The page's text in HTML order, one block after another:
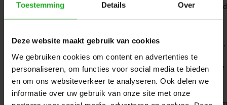
Toestemming Details Over
Deze website maakt gebruik van cookies
We gebruiken cookies om content en advertenties te
personaliseren, om functies voor social media te bieden
en om ons websiteverkeer te analyseren. Ook delen we
informatie over uw gebruik van onze site met onze
Reinigingsdekking:
Bodem,
Borstels:
2 borstels
3:
wand
Filtratie:
Filtermandje
Gewicht van robot:
11,5 kg
Kabellengte:
18 meter